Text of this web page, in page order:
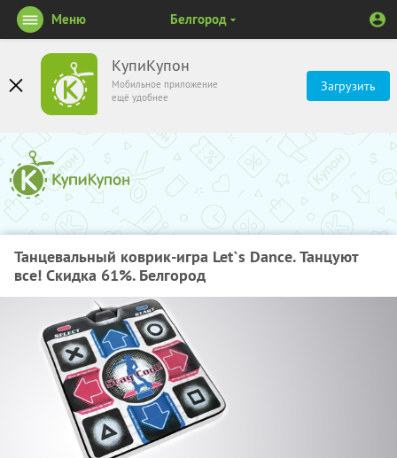
КупиКупон
Мобильное приложение
ещё удобнее
Загрузить
Меню Белгород
Танцевальный коврик-игра Let`s Dance. Танцуют
все! Скидка 61%. Белгород